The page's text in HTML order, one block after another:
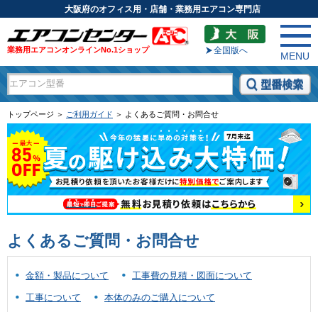
大阪府のオフィス用・店舗・業務用エアコン専門店
業務用エアコンオンラインNo.1ショップ 全国版へ
MENU
トップページ ＞ ご利用ガイド ＞ よくあるご質問・お問合せ
よくあるご質問・お問合せ
金額・製品について 工事費の見積・図面について
工事について 本体のみのご購入について